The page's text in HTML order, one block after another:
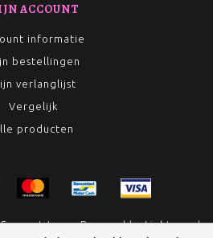
ACCOUNT
informatie
bestellingen
verlanglijst
Vergelijk
producten
- Powered byLightspeed